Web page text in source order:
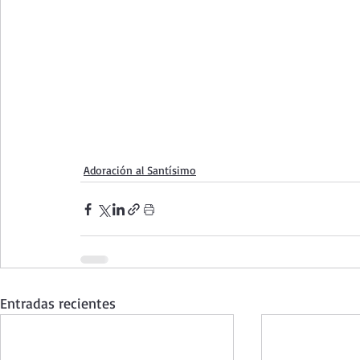
Adoración al Santísimo
Entradas recientes